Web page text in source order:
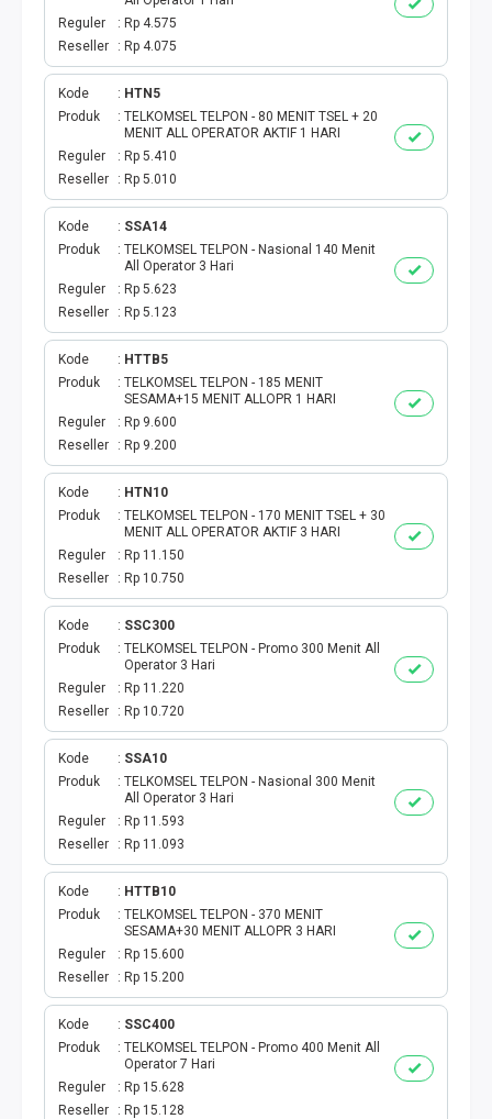
VA BEBAS NOMINAL
TRANSFER UANG
VA NOMINAL
BEBAS NOMINAL
E WALLET BEBAS NOMINAL
Reguler
Rp 4.575
Reseller
Rp 4.075
Kode
HTN5
Produk
TELKOMSEL TELPON - 80 MENIT TSEL + 20
MENIT ALL OPERATOR AKTIF 1 HARI
Reguler
Rp 5.410
Reseller
Rp 5.010
Kode
SSA14
Produk
TELKOMSEL TELPON - Nasional 140 Menit
All Operator 3 Hari
Reguler
Rp 5.623
Reseller
Rp 5.123
Kode
HTTB5
Produk
TELKOMSEL TELPON - 185 MENIT
SESAMA+15 MENIT ALLOPR 1 HARI
Reguler
Rp 9.600
Reseller
Rp 9.200
Kode
HTN10
Produk
TELKOMSEL TELPON - 170 MENIT TSEL + 30
MENIT ALL OPERATOR AKTIF 3 HARI
Reguler
Rp 11.150
Reseller
Rp 10.750
Kode
SSC300
Produk
TELKOMSEL TELPON - Promo 300 Menit All
Operator 3 Hari
Reguler
Rp 11.220
Reseller
Rp 10.720
Kode
SSA10
Produk
TELKOMSEL TELPON - Nasional 300 Menit
All Operator 3 Hari
Reguler
Rp 11.593
Reseller
Rp 11.093
Kode
HTTB10
Produk
TELKOMSEL TELPON - 370 MENIT
SESAMA+30 MENIT ALLOPR 3 HARI
Reguler
Rp 15.600
Reseller
Rp 15.200
Kode
SSC400
Produk
TELKOMSEL TELPON - Promo 400 Menit All
Operator 7 Hari
Reguler
Rp 15.628
Reseller
Rp 15.128